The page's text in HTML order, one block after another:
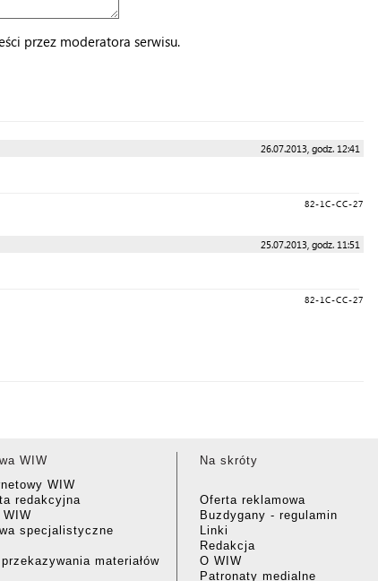
przez moderatora serwisu.
26.07.2013, godz. 12:41
82-1C-CC-27
25.07.2013, godz. 11:51
82-1C-CC-27
WIW
WIW
redakcyjna
specjalistyczne
materiałów
Na skróty
Oferta reklamowa
Buzdygany - regulamin
Linki
Redakcja
O WIW
Patronaty medialne